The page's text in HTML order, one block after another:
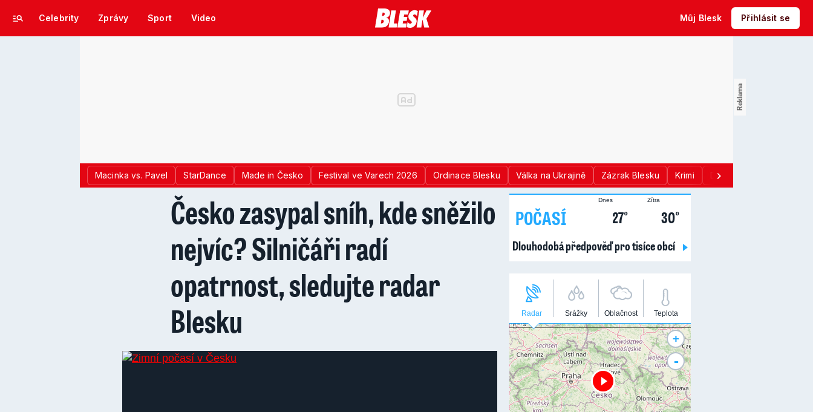
Celebrity Zprávy Sport Video Můj Blesk Přihlásit se
Macinka vs. Pavel StarDance Made in Česko Festival ve Varech 2026 Ordinace Blesku Válka na Ukrajině Zázrak Blesku Krimi Donald Trump
Česko zasypal sníh, kde sněžilo
nejvíc? Silničáři radí
opatrnost, sledujte radar
Blesku
POČASÍ
Dnes
27°
Zítra
30°
Dlouhodobá předpověď pro tisíce obcí
Radar Srážky Oblačnost Teplota
+
-